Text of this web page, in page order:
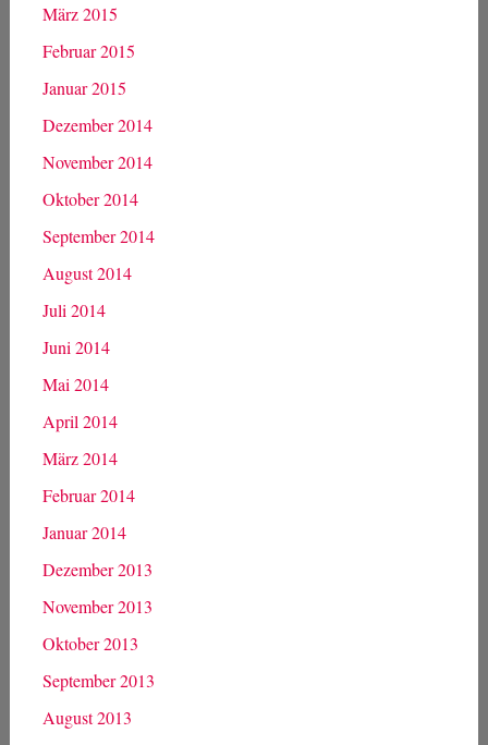
März 2015
Februar 2015
Januar 2015
Dezember 2014
November 2014
Oktober 2014
September 2014
August 2014
Juli 2014
Juni 2014
Mai 2014
April 2014
März 2014
Februar 2014
Januar 2014
Dezember 2013
November 2013
Oktober 2013
September 2013
August 2013